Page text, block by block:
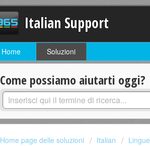
Italian Support
Home Soluzioni
Come possiamo aiutarti oggi?
Home page delle soluzioni Italian Lingue